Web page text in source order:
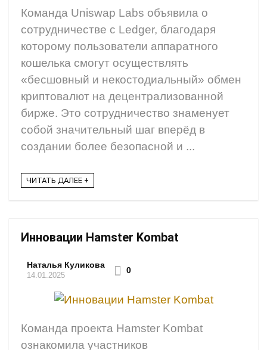
Команда Uniswap Labs объявила о
сотрудничестве с Ledger, благодаря
которому пользователи аппаратного
кошелька смогут осуществлять
«бесшовный и некостодиальный» обмен
криптовалют на децентрализованной
бирже. Это сотрудничество знаменует
собой значительный шаг вперёд в
создании более безопасной и ...
ЧИТАТЬ ДАЛЕЕ +
Инновации Hamster Kombat
Наталья Куликова
14.01.2025
0
Команда проекта Hamster Kombat
ознакомила участников